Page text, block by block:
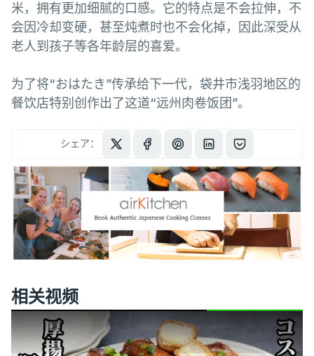
米，拥有更加细腻的口感。它的特点是不会拉伸，不
会因冷却变硬，甚至炖煮时也不会化掉，因此深受从
老人到孩子等各年龄层的喜爱。
为了将“おはたき”传承给下一代，袋井市浅羽地区的
餐饮店特别创作出了这道“远州肉卷饭团”。
シェア：
相关视频